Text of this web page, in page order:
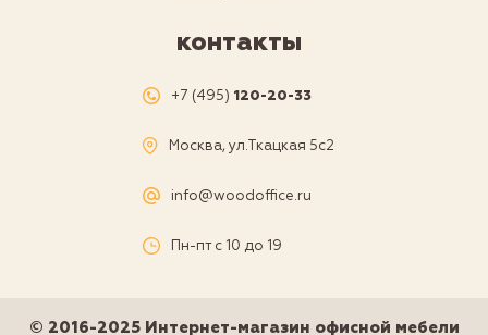
контакты
+7 (495) 120-20-33
Москва, ул.Ткацкая 5с2
info@woodoffice.ru
Пн-пт с 10 до 19
© 2016-2025 Интернет-магазин офисной мебели